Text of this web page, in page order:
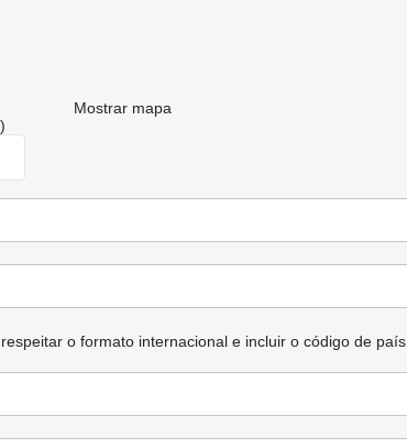
Mostrar mapa
o formato internacional e incluir o código de país.